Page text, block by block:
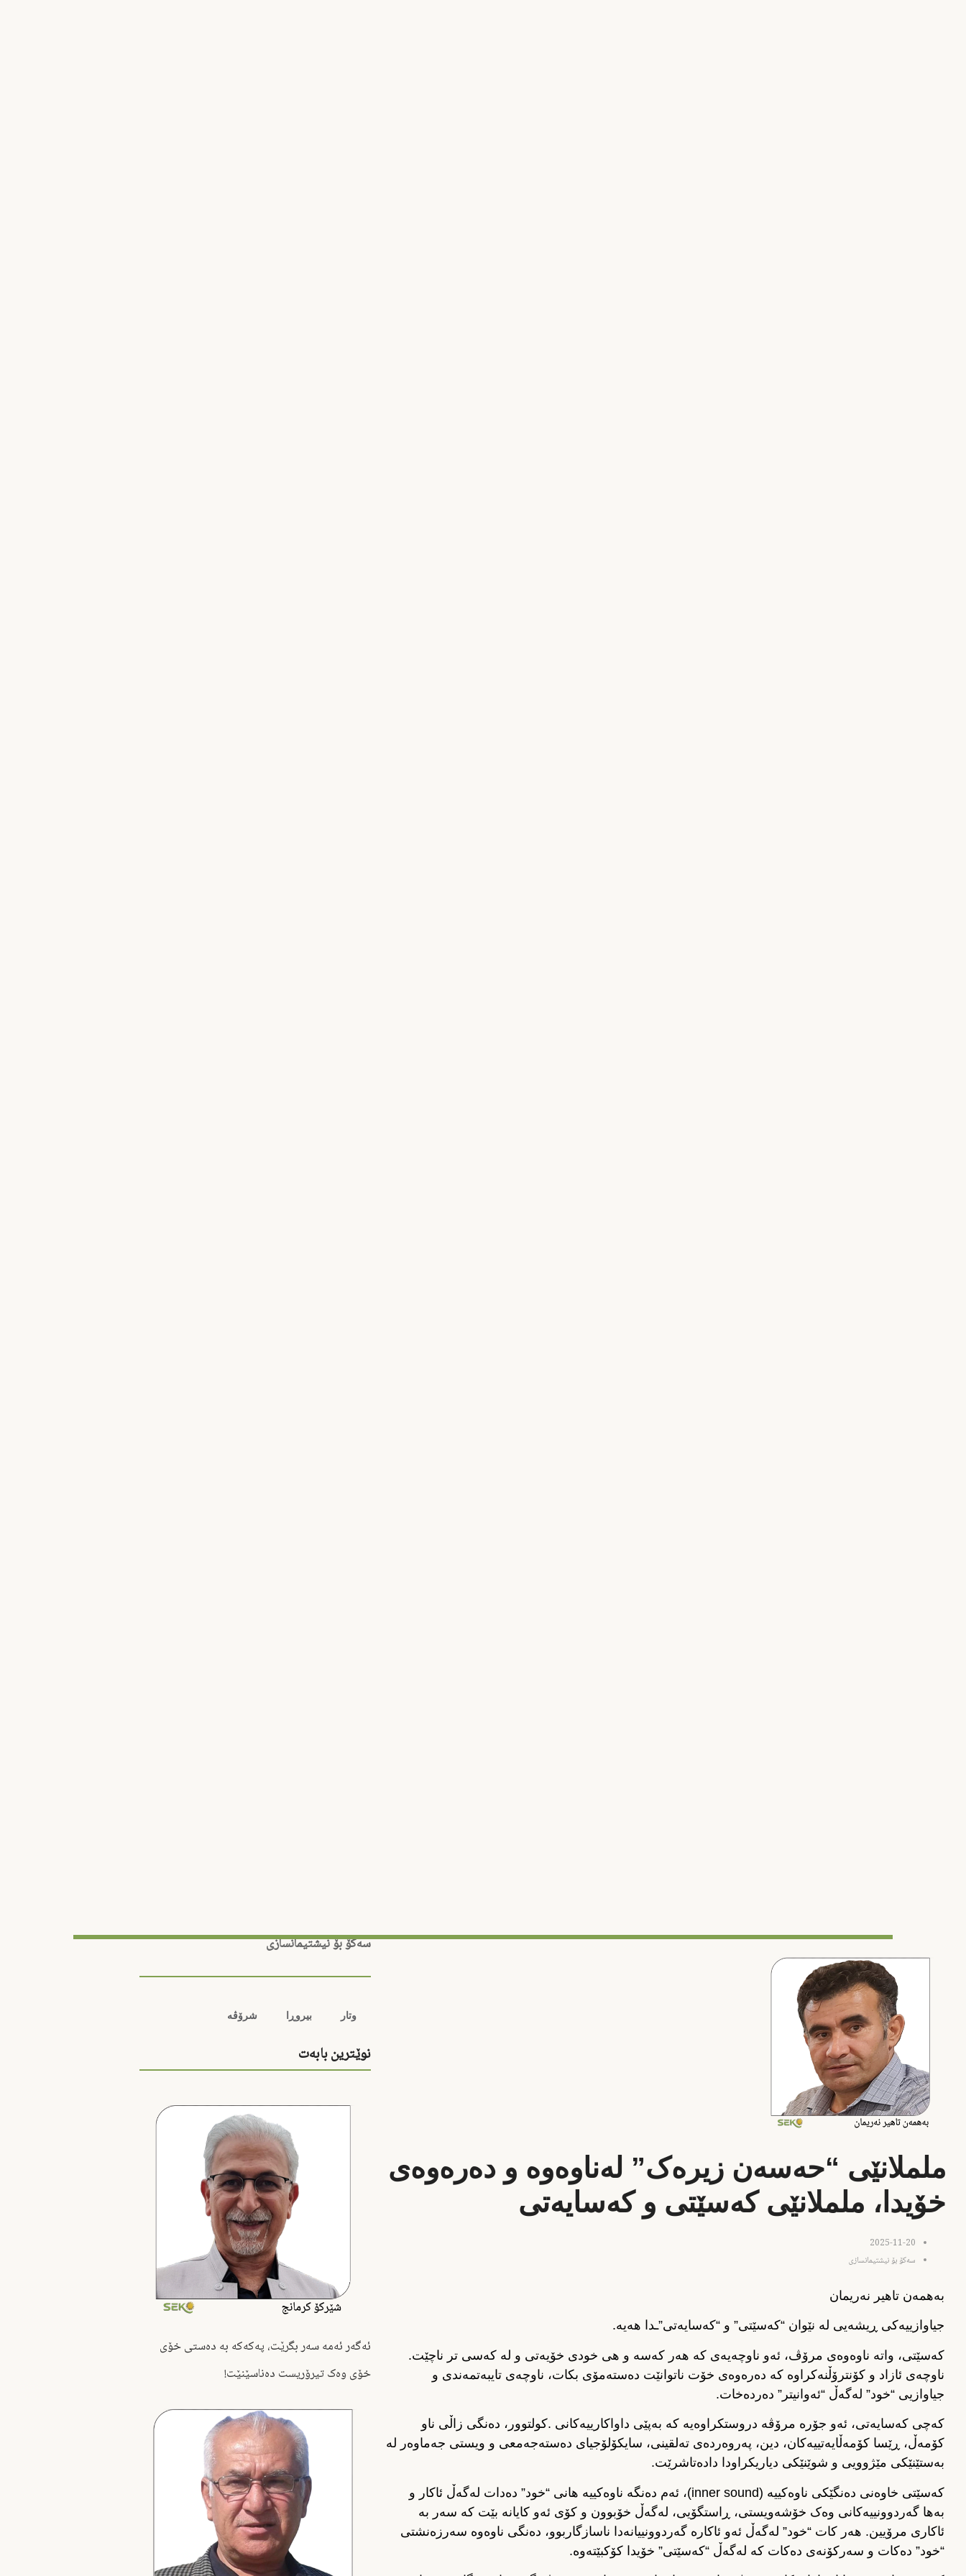
ململانێی “حەسەن زیرەک” لەناوەوە و دەرەوەی
خۆیدا، ململانێی کەسێتی و کەسایەتی
2025-11-20
سەکۆ بۆ نیشتیمانسازی
بەهمەن تاهیر نەریمان
جیاوازییەکی ڕیشەیی لە نێوان “کەسێتی” و “کەسایەتی”ـدا هەیە.
کەسێتی، واتە ناوەوەی مرۆڤ، ئەو ناوچەیەی کە هەر کەسە و هی خودی خۆیەتی و لە کەسی تر ناچێت.
ناوچەی ئازاد و کۆنترۆڵنەکراوە کە دەرەوەی خۆت ناتوانێت دەستەمۆی بکات، ناوچەی تایبەتمەندی و
جیاوازیی “خود” لەگەڵ “ئەوانیتر” دەردەخات.
کەچی کەسایەتی، ئەو جۆرە مرۆڤە دروستکراوەیە کە بەپێی داواکارییەکانی .کولتوور، دەنگی زاڵی ناو
کۆمەڵ، ڕێسا کۆمەڵایەتییەکان، دین، پەروەردەی تەلقینی، سایکۆلۆجیای دەستەجەمعی و ویستی جەماوەر لە
بەستێنێکی مێژوویی و شوێنێکی دیاریکراودا دادەتاشرێت.
کەسێتی خاوەنی دەنگێکی ناوەکییە (inner sound)، ئەم دەنگە ناوەکییە هانی “خود” دەدات لەگەڵ ئاکار و
بەها گەردوونییەکانی وەک خۆشەویستی، ڕاستگۆیی، لەگەڵ خۆبوون و کۆی ئەو کایانە بێت کە سەر بە
ئاکاری مرۆیین. هەر کات “خود” لەگەڵ ئەو ئاکارە گەردوونییانەدا ناسازگاربوو، دەنگی ناوەوە سەرزەنشتی
“خود” دەکات و سەرکۆنەی دەکات کە لەگەڵ “کەسێتی” خۆیدا کۆکبێتەوە.
سەکۆ بۆ نیشتیمانسازی
وتار بیروڕا شرۆڤە
نوێترین بابەت
ئەگەر ئەمە سەر بگرێت، پەکەکە بە دەستی خۆی
خۆی وەک تیرۆریست دەناسێنێت!